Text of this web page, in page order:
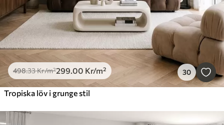
498.33Kr/m²299.00 Kr/m² 30
Tropiska löv i grunge stil